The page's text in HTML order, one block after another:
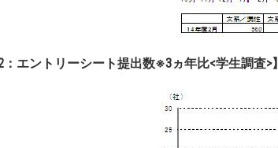
：エントリーシート提出数※3ヵ年比<学生調査>】